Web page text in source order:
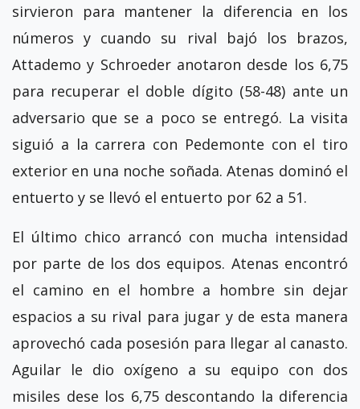
sirvieron para mantener la diferencia en los
números y cuando su rival bajó los brazos,
Attademo y Schroeder anotaron desde los 6,75
para recuperar el doble dígito (58-48) ante un
adversario que se a poco se entregó. La visita
siguió a la carrera con Pedemonte con el tiro
exterior en una noche soñada. Atenas dominó el
entuerto y se llevó el entuerto por 62 a 51.
El último chico arrancó con mucha intensidad
por parte de los dos equipos. Atenas encontró
el camino en el hombre a hombre sin dejar
espacios a su rival para jugar y de esta manera
aprovechó cada posesión para llegar al canasto.
Aguilar le dio oxígeno a su equipo con dos
misiles dese los 6,75 descontando la diferencia